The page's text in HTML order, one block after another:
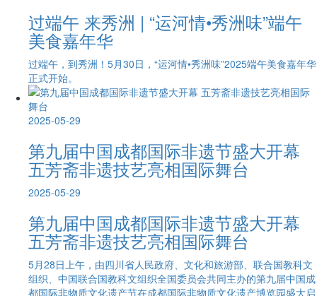
过端午 来秀洲 | “运河情•秀洲味”端午
美食嘉年华
过端午，到秀洲！5月30日，“运河情•秀洲味”2025端午美食嘉年华
正式开始。
2025-05-29
第九届中国成都国际非遗节盛大开幕
五芳斋非遗技艺亮相国际舞台
2025-05-29
第九届中国成都国际非遗节盛大开幕
五芳斋非遗技艺亮相国际舞台
5月28日上午，由四川省人民政府、文化和旅游部、联合国教科文
组织、中国联合国教科文组织全国委员会共同主办的第九届中国成
都国际非物质文化遗产节在成都国际非物质文化遗产博览园盛大启